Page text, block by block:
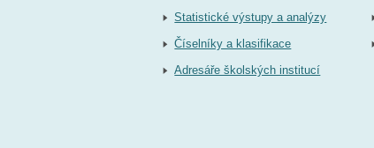
Statistické výstupy a analýzy
Číselníky a klasifikace
Adresáře školských institucí